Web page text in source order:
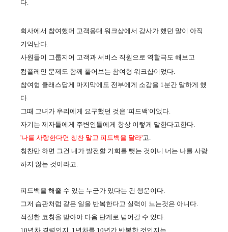
다.
회사에서 참여했더 고객응대 워크샵에서 강사가 했던 말이 아직
기억난다.
사원들이 그룹지어 고객과 서비스 직원으로 역할극도 해보고
컴플레인 문제도 함께 풀어보는 참여형 워 크샵이었다.
참여형 클래스답게 마지막에도 전부에게 소감을 1분간 말하게 했
다.
그때 그녀가 우리에게 요구했던 것은 '피드백'이었다.
자기는 제자들에게 주변인들에게 항상 이렇게 말한다고한다.
'나를 사랑한다면 칭찬 말고 피드백을 달라'고.
칭찬만 하면 그건 내가 발전할 기회를 뺏는 것이니 너는 나를 사랑
하지 않는 것이라고.
피드백을 해줄 수 있는 누군가 있다는 건 행운이다.
그저 습관처럼 같은 일을 반복한다고 실력이 느는것은 아니다.
적절한 코칭을 받아야 다음 단계로 넘어갈 수 있다.
10년차 경력인지, 1년차를 10년간 반복한 것인지는